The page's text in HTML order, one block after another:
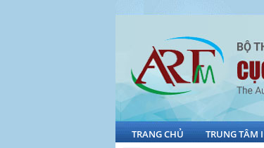
TRANG CHỦ TRUNG TÂM I